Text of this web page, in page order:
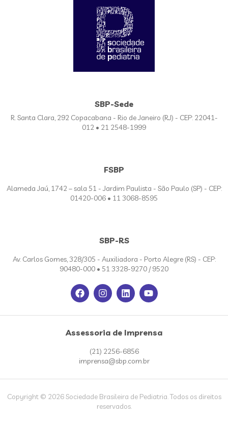
SBP-Sede
R. Santa Clara, 292 Copacabana - Rio de Janeiro (RJ) - CEP: 22041-
012 • 21 2548-1999
FSBP
Alameda Jaú, 1742 – sala 51 - Jardim Paulista - São Paulo (SP) - CEP:
01420-006 • 11 3068-8595
SBP-RS
Av. Carlos Gomes, 328/305 - Auxiliadora - Porto Alegre (RS) - CEP:
90480-000 • 51 3328-9270 / 9520
Assessoria de Imprensa
(21) 2256-6856
imprensa@sbp.com.br
Copyright © 2026 Sociedade Brasileira de Pediatria. Todos os direitos
reservados.